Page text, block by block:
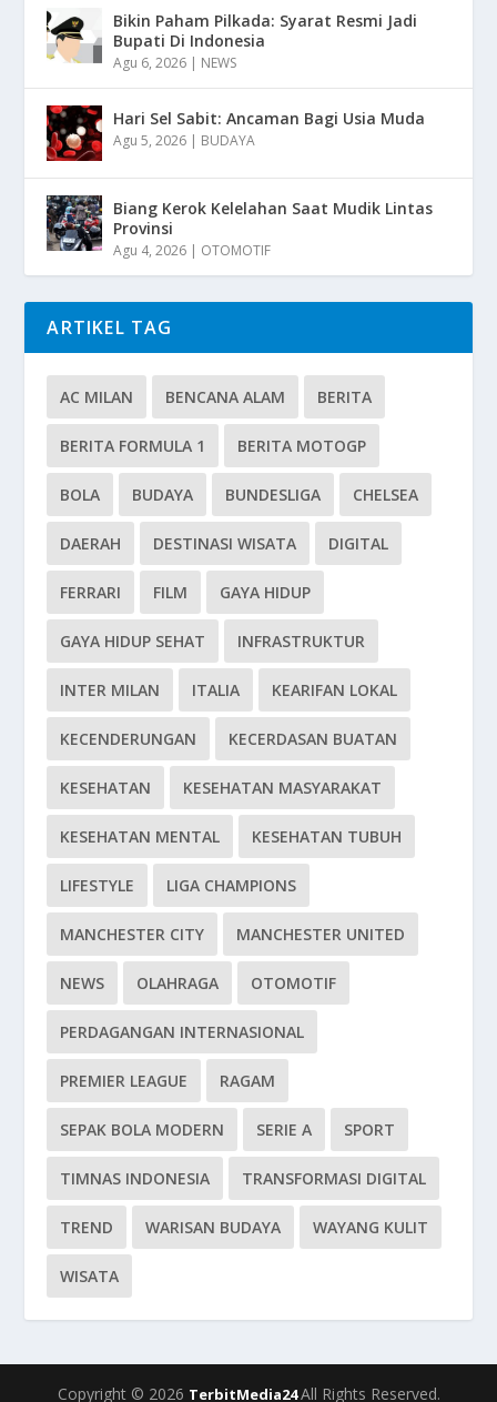
Bikin Paham Pilkada: Syarat Resmi Jadi
Bupati Di Indonesia
Agu 6, 2026 | NEWS
Hari Sel Sabit: Ancaman Bagi Usia Muda
Agu 5, 2026 | BUDAYA
Biang Kerok Kelelahan Saat Mudik Lintas
Provinsi
Agu 4, 2026 | OTOMOTIF
ARTIKEL TAG
AC MILAN BENCANA ALAM BERITA
BERITA FORMULA 1 BERITA MOTOGP
BOLA BUDAYA BUNDESLIGA CHELSEA
DAERAH DESTINASI WISATA DIGITAL
FERRARI FILM GAYA HIDUP
GAYA HIDUP SEHAT INFRASTRUKTUR
INTER MILAN ITALIA KEARIFAN LOKAL
KECENDERUNGAN KECERDASAN BUATAN
KESEHATAN KESEHATAN MASYARAKAT
KESEHATAN MENTAL KESEHATAN TUBUH
LIFESTYLE LIGA CHAMPIONS
MANCHESTER CITY MANCHESTER UNITED
NEWS OLAHRAGA OTOMOTIF
PERDAGANGAN INTERNASIONAL
PREMIER LEAGUE RAGAM
SEPAK BOLA MODERN SERIE A SPORT
TIMNAS INDONESIA TRANSFORMASI DIGITAL
TREND WARISAN BUDAYA WAYANG KULIT
WISATA
Copyright © 2026 TerbitMedia24All Rights Reserved.